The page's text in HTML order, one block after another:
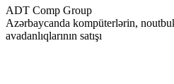
ADT Comp Group
Azərbaycanda kompüterlərin,
avadanlıqlarının satışı